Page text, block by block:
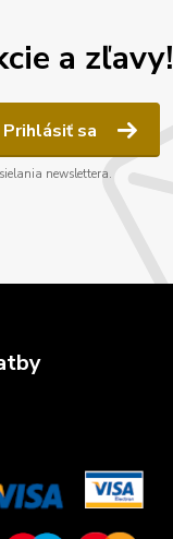
a zľavy!
Prihlásiť sa
newslettera.